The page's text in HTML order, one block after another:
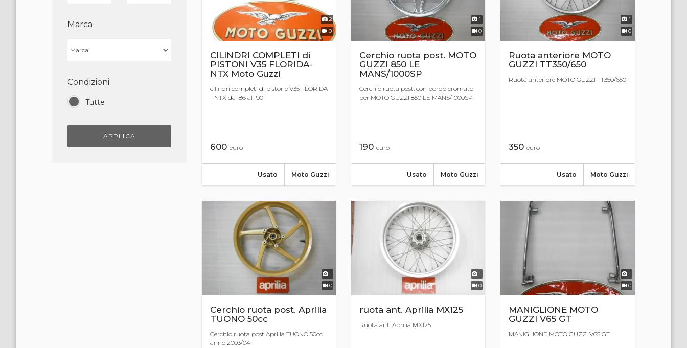
Marca
Condizioni
Tutte
APPLICA
2
0
CILINDRI COMPLETI di
PISTONI V35 FLORIDA-
NTX Moto Guzzi
cilindri completi di pistone V35 FLORIDA
- NTX da '86 al '90
600 euro
Moto Guzzi
Usato
1
0
Cerchio ruota post. MOTO
GUZZI 850 LE
MANS/1000SP
Cerchio ruota post. con bordo cromato
per MOTO GUZZI 850 LE MANS/1000SP
190 euro
Moto Guzzi
Usato
1
0
Ruota anteriore MOTO
GUZZI TT350/650
Ruota anteriore MOTO GUZZI TT350/650
350euro
Moto Guzzi
Usato
1
0
Cerchio ruota post. Aprilia
TUONO 50cc
Cerchio ruota post Aprilia TUONO 50cc
anno 2003/04
1
0
ruota ant. Aprilia MX125
Ruota ant. Aprilia MX125
1
0
MANIGLIONE MOTO
GUZZI V65 GT
MANIGLIONE MOTO GUZZI V65 GT